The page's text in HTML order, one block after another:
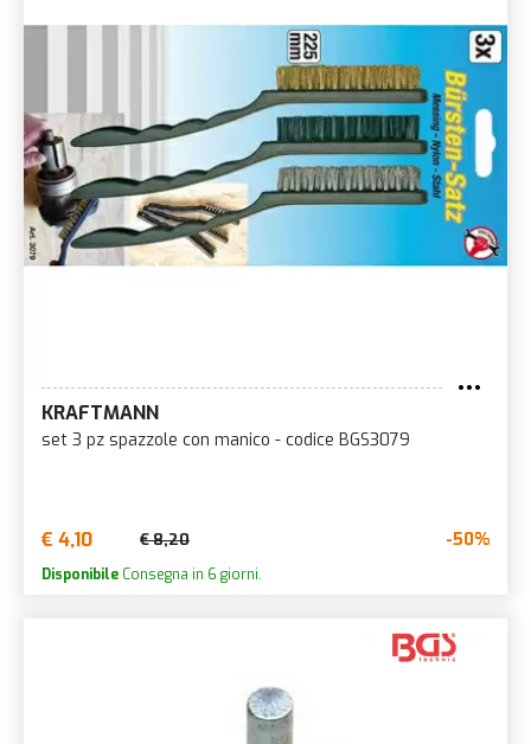
KRAFTMANN
set 3 pz spazzole con manico - codice BGS3079
€ 4,10 € 8,20 -50%
Disponibile Consegna in 6 giorni.